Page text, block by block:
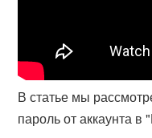
В статье мы
пароль от аккаунта